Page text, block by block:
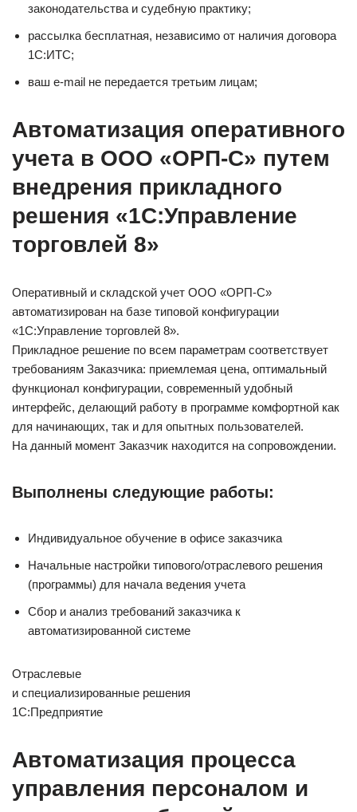
законодательства и судебную практику;
рассылка бесплатная, независимо от наличия договора
1С:ИТС;
ваш e-mail не передается третьим лицам;
Автоматизация оперативного
учета в ООО «ОРП-С» путем
внедрения прикладного
решения «1С:Управление
торговлей 8»
Оперативный и складской учет ООО «ОРП-С»
автоматизирован на базе типовой конфигурации
«1С:Управление торговлей 8».
Прикладное решение по всем параметрам соответствует
требованиям Заказчика: приемлемая цена, оптимальный
функционал конфигурации, современный удобный
интерфейс, делающий работу в программе комфортной как
для начинающих, так и для опытных пользователей.
На данный момент Заказчик находится на сопровождении.
Выполнены следующие работы:
Индивидуальное обучение в офисе заказчика
Начальные настройки типового/отраслевого решения
(программы) для начала ведения учета
Сбор и анализ требований заказчика к
автоматизированной системе
Отраслевые
и специализированные решения
1С:Предприятие
Автоматизация процесса
управления персоналом и